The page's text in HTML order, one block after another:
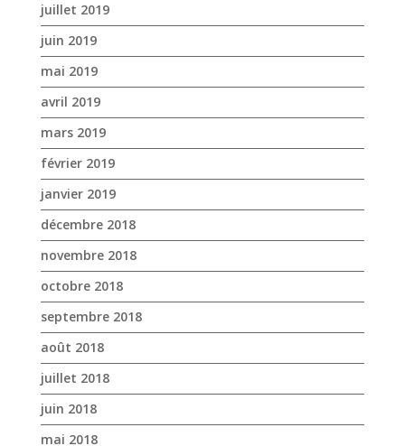
juillet 2019
juin 2019
mai 2019
avril 2019
mars 2019
février 2019
janvier 2019
décembre 2018
novembre 2018
octobre 2018
septembre 2018
août 2018
juillet 2018
juin 2018
mai 2018